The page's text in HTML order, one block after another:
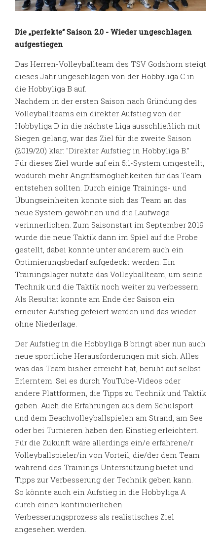
Die „perfekte“ Saison 2.0 - Wieder ungeschlagen
aufgestiegen
Das Herren-Volleyballteam des TSV Godshorn steigt
dieses Jahr ungeschlagen von der Hobbyliga C in
die Hobbyliga B auf.
Nachdem in der ersten Saison nach Gründung des
Volleyballteams ein direkter Aufstieg von der
Hobbyliga D in die nächste Liga ausschließlich mit
Siegen gelang, war das Ziel für die zweite Saison
(2019/20) klar: "Direkter Aufstieg in Hobbyliga B."
Für dieses Ziel wurde auf ein 5:1-System umgestellt,
wodurch mehr Angriffsmöglichkeiten für das Team
entstehen sollten. Durch einige Trainings- und
Übungseinheiten konnte sich das Team an das
neue System gewöhnen und die Laufwege
verinnerlichen. Zum Saisonstart im September 2019
wurde die neue Taktik dann im Spiel auf die Probe
gestellt, dabei konnte unter anderem auch ein
Optimierungsbedarf aufgedeckt werden. Ein
Trainingslager nutzte das Volleyballteam, um seine
Technik und die Taktik noch weiter zu verbessern.
Als Resultat konnte am Ende der Saison ein
erneuter Aufstieg gefeiert werden und das wieder
ohne Niederlage.
Der Aufstieg in die Hobbyliga B bringt aber nun auch
neue sportliche Herausforderungen mit sich. Alles
was das Team bisher erreicht hat, beruht auf selbst
Erlerntem. Sei es durch YouTube-Videos oder
andere Plattformen, die Tipps zu Technik und Taktik
geben. Auch die Erfahrungen aus dem Schulsport
und dem Beachvolleyballspielen am Strand, am See
oder bei Turnieren haben den Einstieg erleichtert.
Für die Zukunft wäre allerdings ein/e erfahrene/r
Volleyballspieler/in von Vorteil, die/der dem Team
während des Trainings Unterstützung bietet und
Tipps zur Verbesserung der Technik geben kann.
So könnte auch ein Aufstieg in die Hobbyliga A
durch einen kontinuierlichen
Verbesserungsprozess als realistisches Ziel
angesehen werden.